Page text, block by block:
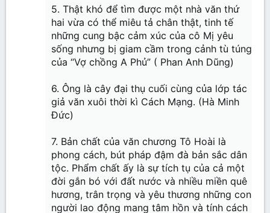
5. Thật khó để tìm được một nhà văn thứ
hai vừa có thể miêu tả chân thật, tinh tế
những cung bậc cảm xúc của cô Mị yêu
sống nhưng bị giam cầm trong cảnh tù túng
của “Vợ chồng A Phủ” ( Phan Anh Dũng)
6. Ông là cây đại thụ cuối cùng của lớp tác
giả văn xuôi thời kì Cách Mạng. (Hà Minh
Đức)
7. Bản chất của văn chương Tô Hoài là
phong cách, bút pháp đậm đà bản sắc dân
tộc. Phẩm chất ấy là sự tích tụ của cả một
đời gắn bó với đất nước và nhiều miền quê
hương, trân trọng và yêu thương những con
người lao động mang tâm hồn và tính cách